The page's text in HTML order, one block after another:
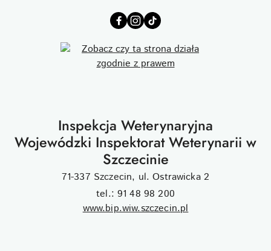
Inspekcja Weterynaryjna
Wojewódzki Inspektorat Weterynarii w
Szczecinie
71-337 Szczecin, ul. Ostrawicka 2
tel.: 91 48 98 200
www.bip.wiw.szczecin.pl